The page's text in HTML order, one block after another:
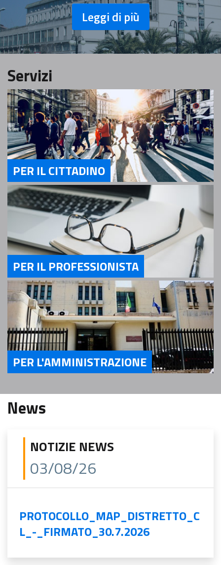
Leggi di più
Servizi
Servizi Per il cittadino
PER IL CITTADINO
Servizi Per il Professionista
PER IL PROFESSIONISTA
PER L'AMMINISTRAZIONE
News
NOTIZIE NEWS
03/08/26
PROTOCOLLO_MAP_DISTRETTO_C
L_-_FIRMATO_30.7.2026